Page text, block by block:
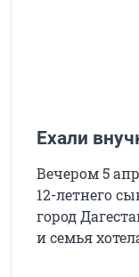
Ехали
Вечером 5
12-летнего
город
и семья